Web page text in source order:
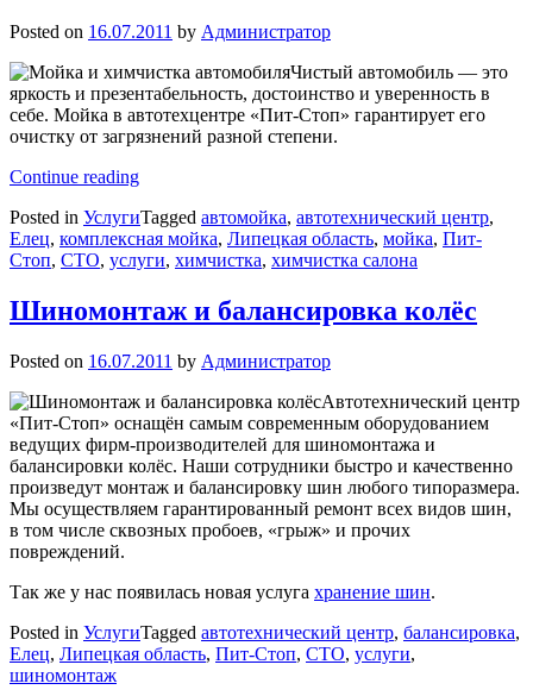
Posted on 16.07.2011 by Администратор
Чистый автомобиль — это
яркость и презентабельность, достоинство и уверенность в
себе. Мойка в автотехцентре «Пит-Стоп» гарантирует его
очистку от загрязнений разной степени.
Continue reading«Мойка
химчистка
автомобиля»
Posted in УслугиTagged автомойка, автотехнический центр,
Елец, комплексная мойка, Липецкая область, мойка, Пит-
Стоп, СТО, услуги, химчистка, химчистка салона
Шиномонтаж и балансировка колёс
Posted on 16.07.2011 by Администратор
Автотехнический центр
«Пит-Стоп» оснащён самым современным оборудованием
ведущих фирм-производителей для шиномонтажа и
балансировки колёс. Наши сотрудники быстро и качественно
произведут монтаж и балансировку шин любого типоразмера.
Мы осуществляем гарантированный ремонт всех видов шин,
в том числе сквозных пробоев, «грыж» и прочих
повреждений.
Так же у нас появилась новая услуга хранение шин.
Posted in УслугиTagged автотехнический центр, балансировка,
Елец, Липецкая область, Пит-Стоп, СТО, услуги,
шиномонтаж